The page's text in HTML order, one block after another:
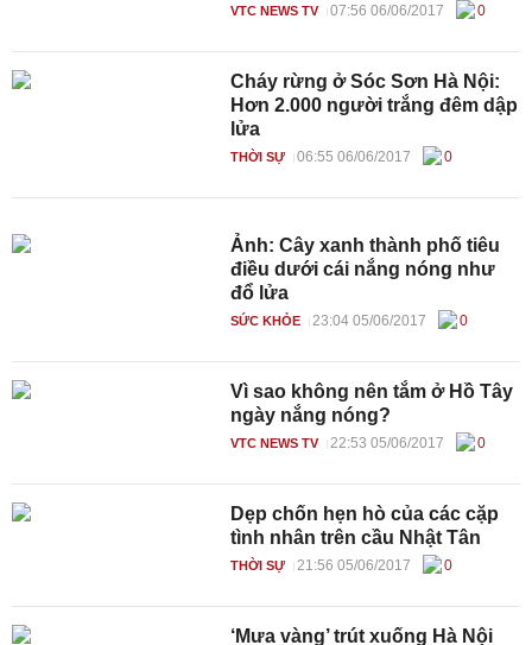
VTC NEWS TV 07:56 06/06/2017 0
Cháy rừng ở Sóc Sơn Hà Nội:
Hơn 2.000 người trắng đêm dập
lửa
THỜI SỰ 06:55 06/06/2017 0
Ảnh: Cây xanh thành phố tiêu
điều dưới cái nắng nóng như
đổ lửa
SỨC KHỎE 23:04 05/06/2017 0
Vì sao không nên tắm ở Hồ Tây
ngày nắng nóng?
VTC NEWS TV 22:53 05/06/2017 0
Dẹp chốn hẹn hò của các cặp
tình nhân trên cầu Nhật Tân
THỜI SỰ 21:56 05/06/2017 0
‘Mưa vàng’ trút xuống Hà Nội